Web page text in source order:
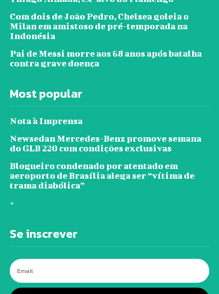
Com dois de João Pedro, Chelsea goleia o
Milan em amistoso de pré-temporada na
Indonésia
Pai de Messi morre aos 68 anos após batalha
contra grave doença
Most popular
Nota à Imprensa
Newsedan Mercedes-Benz promove semana
do GLB 220 com condições exclusivas
Blogueiro condenado por atentado em
aeroporto de Brasília alega ser “vítima de
trama diabólica”
+
Se inscrever